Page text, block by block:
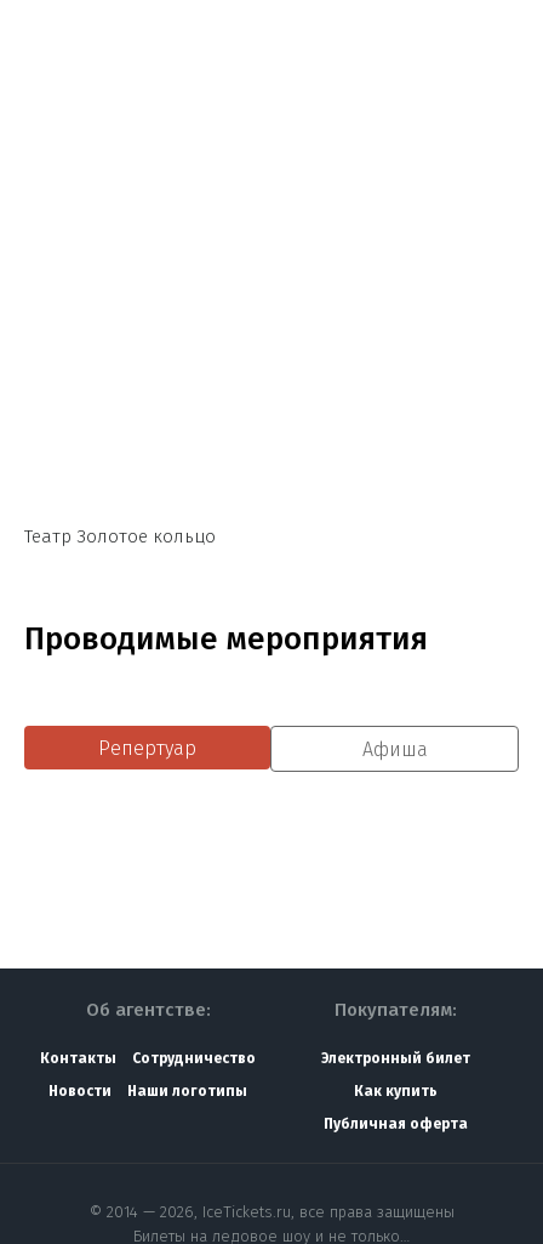
Театр Золотое кольцо
Проводимые мероприятия
Репертуар Афиша
Об агентстве:
Контакты
Сотрудничество
Новости
Наши логотипы
Покупателям:
Электронный билет
Как купить
Публичная оферта
© 2014 — 2026, IceTickets.ru, все права защищены
Билеты на ледовое шоу и не только…